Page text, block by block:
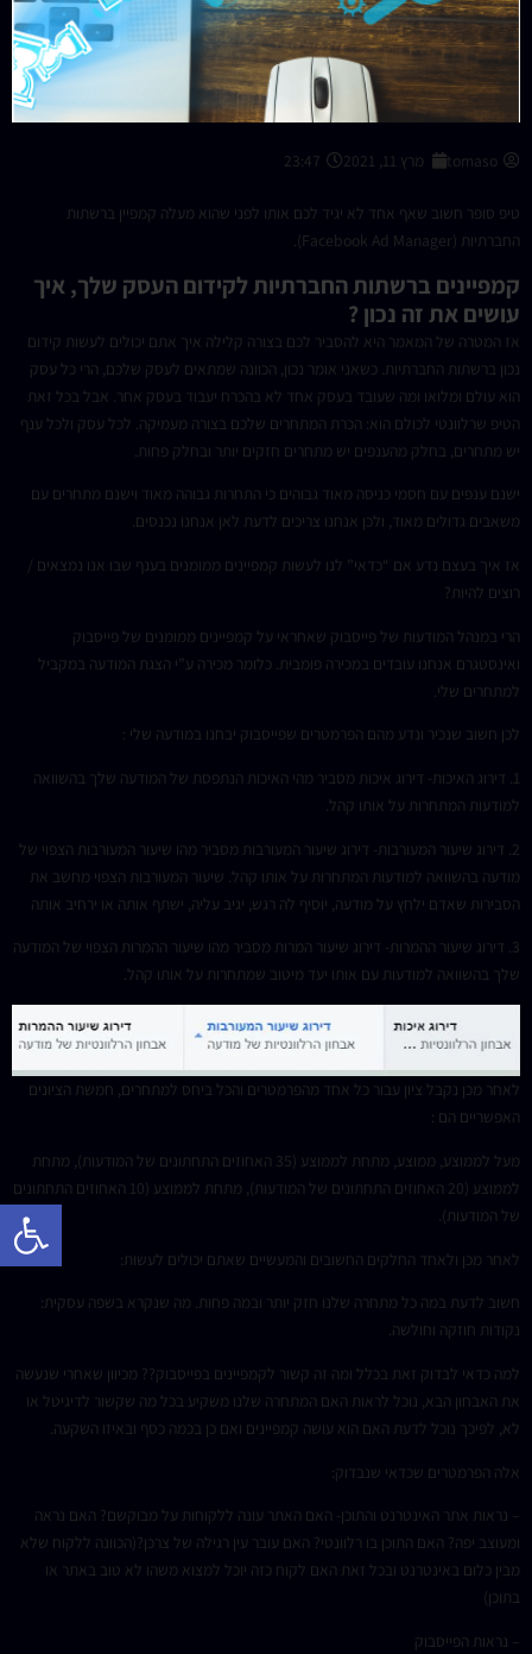
tomaso מרץ 11, 2021 23:47
טיפ סופר חשוב שאף אחד לא יגיד לכם אותו לפני שהוא מעלה קמפיין ברשתות
החברתיות (Facebook Ad Manager).
קמפיינים ברשתות החברתיות לקידום העסק שלך, איך
עושים את זה נכון ?
אז המטרה של המאמר היא להסביר לכם בצורה קלילה איך אתם יכולים לעשות קידום
נכון ברשתות החברתיות. כשאני אומר נכון, הכוונה שמתאים לעסק שלכם, הרי כל עסק
הוא עולם ומלואו ומה שעובד בעסק אחד לא בהכרח יעבוד בעסק אחר. אבל בכל זאת
הטיפ שרלוונטי לכולם הוא: הכרת המתחרים שלכם בצורה מעמיקה. לכל עסק ולכל ענף
יש מתחרים, בחלק מהענפים יש מתחרים חזקים יותר ובחלק פחות.
ישנם ענפים עם חסמי כניסה מאוד גבוהים כי התחרות גבוהה מאוד וישנם מתחרים עם
משאבים גדולים מאוד, ולכן אנחנו צריכים לדעת לאן אנחנו נכנסים.
אז איך בעצם נדע אם “כדאי” לנו לעשות קמפיינים ממומנים בענף שבו אנו נמצאים /
רוצים להיות?
הרי במנהל המודעות של פייסבוק שאחראי על קמפיינים ממומנים של פייסבוק
ואינסטגרם אנחנו עובדים במכירה פומבית. כלומר מכירה ע”י הצגת המודעה במקביל
למתחרים שלי.
לכן חשוב שנכיר ונדע מהם הפרמטרים שפייסבוק יבחנו במודעה שלי :
1. דירוג האיכות- דירוג איכות מסביר מהי האיכות הנתפסת של המודעה שלך בהשוואה
למודעות המתחרות על אותו קהל.
2. דירוג שיעור המעורבות- דירוג שיעור המעורבות מסביר מהו שיעור המעורבות הצפוי של
מודעה בהשוואה למודעות המתחרות על אותו קהל. שיעור המעורבות הצפוי מחשב את
הסבירות שאדם ילחץ על מודעה, יוסיף לה רגש, יגיב עליה, ישתף אותה או ירחיב אותה
3. דירוג שיעור ההמרות- דירוג שיעור המרות מסביר מהו שיעור ההמרות הצפוי של המודעה
שלך בהשוואה למודעות עם אותו יעד מיטוב שמתחרות על אותו קהל.
לאחר מכן נקבל ציון עבור כל אחד מהפרמטרים והכל ביחס למתחרים, חמשת הציונים
האפשריים הם :
מעל לממוצע, ממוצע, מתחת לממוצע (35 האחוזים התחתונים של המודעות), מתחת
לממוצע (20 האחוזים התחתונים של המודעות), מתחת לממוצע (10 האחוזים התחתונים
של המודעות).
לאחר מכן ולאחד החלקים החשובים והמעשיים שאתם יכולים לעשות:
חשוב לדעת במה כל מתחרה שלנו חזק יותר ובמה פחות. מה שנקרא בשפה עסקית:
נקודות חוזקה וחולשה.
למה כדאי לבדוק זאת בכלל ומה זה קשור לקמפיינים בפייסבוק?? מכיוון שאחרי שנעשה
את האבחון הבא, נוכל לראות האם המתחרה שלנו משקיע בכל מה שקשור לדיגיטל או
לא, לפיכך נוכל לדעת האם הוא עושה קמפיינים ואם כן בכמה כסף ובאיזו השקעה.
אלה הפרמטרים שכדאי שנבדוק:
– נראות אתר האינטרנט והתוכן- האם האתר עונה ללקוחות על מבוקשם? האם נראה
ומעוצב יפה? האם התוכן בו רלוונטי? האם עובר עין רגילה של צרכן?(הכוונה ללקוח שלא
מבין כלום באינטרנט ובכל זאת האם לקוח כזה יוכל למצוא משהו לא טוב באתר או
בתוכן)
– נראות הפייסבוק